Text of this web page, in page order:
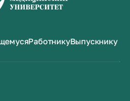
РаботникуВыпускнику